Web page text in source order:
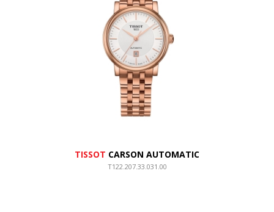
TISSOT CARSON AUTOMATIC
T122.207.33.031.00